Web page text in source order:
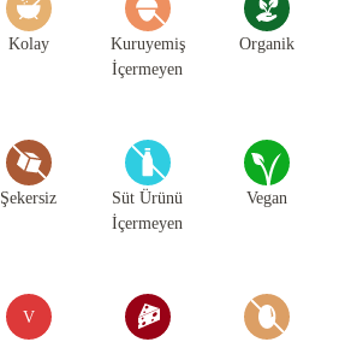
Kolay
Kuruyemiş
İçermeyen
Organik
Şekersiz
Süt Ürünü
İçermeyen
Vegan
V